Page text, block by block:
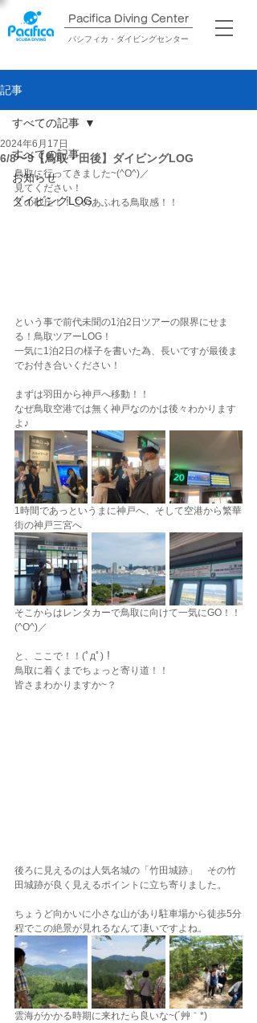
Pacifica Diving Center​
パシフィカ・ダイビングセンター
記事
すべての記事
お知らせ
ダイビングLOG
すべての記事
6/8〜9【鳥取・田後】ダイビングLOG
2024年6月17日
鳥取に行ってきました~(^O^)／
見てください！
この砂丘！！このあふれる鳥取感！！
という事で前代未聞の1泊2日ツアーの限界にせま
る！鳥取ツアーLOG！
一気に1泊2日の様子を書いた為、長いですが最後ま
でお付き合いください！
まずは羽田から神戸へ移動！！
なぜ鳥取空港では無く神戸なのかは後々わかります
よ♪
1時間であっというまに神戸へ、そして空港から繁華
街の神戸三宮へ
そこからはレンタカーで鳥取に向けて一気にGO！！
(^O^)／
と、ここで！！(ﾟдﾟ)！
鳥取に着くまでちょっと寄り道！！
皆さまわかりますか~？
後ろに見えるのは人気名城の「竹田城跡」　その竹
田城跡が良く見えるポイントに立ち寄りました。
ちょうど向かいに小さな山があり駐車場から徒歩5分
程でこの絶景が見れるなんて凄いですよね。
雲海がかかる時期に来れたら良いな~(´艸｀*)